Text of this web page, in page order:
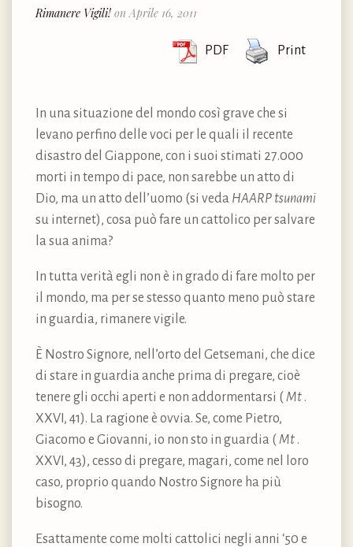
Rimanere Vigili! on Aprile 16, 2011
PDF Print
In una situazione del mondo così grave che si
levano perfino delle voci per le quali il recente
disastro del Giappone, con i suoi stimati 27.000
morti in tempo di pace, non sarebbe un atto di
Dio, ma un atto dell’uomo (si veda HAARP tsunami
su internet), cosa può fare un cattolico per salvare
la sua anima?
In tutta verità egli non è in grado di fare molto per
il mondo, ma per se stesso quanto meno può stare
in guardia, rimanere vigile.
È Nostro Signore, nell’orto del Getsemani, che dice
di stare in guardia anche prima di pregare, cioè
tenere gli occhi aperti e non addormentarsi ( Mt .
XXVI, 41). La ragione è ovvia. Se, come Pietro,
Giacomo e Giovanni, io non sto in guardia ( Mt .
XXVI, 43), cesso di pregare, magari, come nel loro
caso, proprio quando Nostro Signore ha più
bisogno.
Esattamente come molti cattolici negli anni ‘50 e